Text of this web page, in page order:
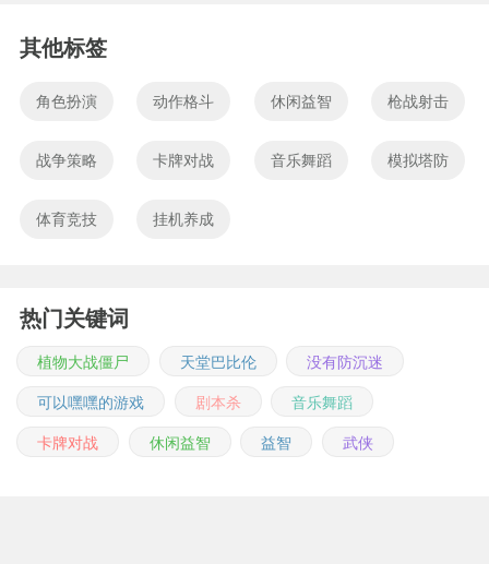
其他标签
角色扮演 动作格斗 休闲益智 枪战射击
战争策略 卡牌对战 音乐舞蹈 模拟塔防
体育竞技 挂机养成
热门关键词
植物大战僵尸 天堂巴比伦
没有防沉迷
可以嘿嘿的游戏
剧本杀
音乐舞蹈
卡牌对战
休闲益智 益智 武侠